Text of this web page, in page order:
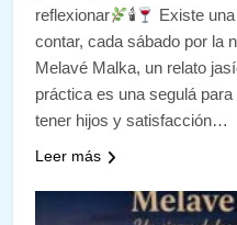
reflexionar
🕯
Existe
contar, cada sábado por la
Melavé Malka, un relato
práctica es una segulá
tener hijos y satisfacción…
Leer más